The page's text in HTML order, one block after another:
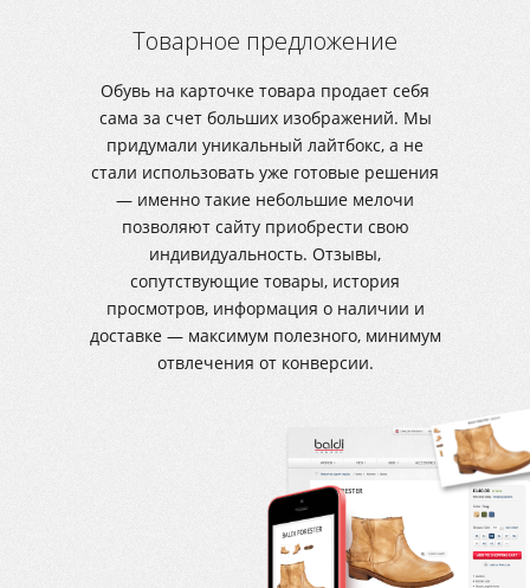
Товарное предложение
Обувь на карточке товара продает себя
сама за счет больших изображений. Мы
придумали уникальный лайтбокс, а не
стали использовать уже готовые решения
— именно такие небольшие мелочи
позволяют сайту приобрести свою
индивидуальность. Отзывы,
сопутствующие товары, история
просмотров, информация о наличии и
доставке — максимум полезного, минимум
отвлечения от конверсии.